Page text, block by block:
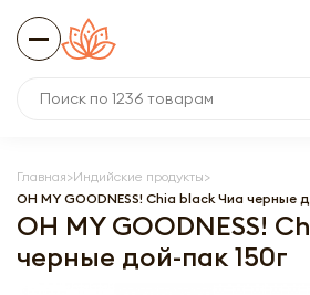
Главная Индийские продукты
OH MY GOODNESS! Chia black Чиа черные
OH MY GOODNESS!
черные дой-пак 150г